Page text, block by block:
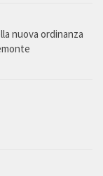
nuova ordinanza